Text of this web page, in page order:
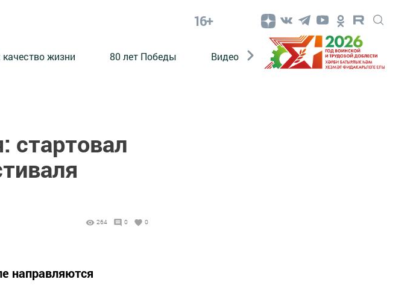
16+
жизни 80 лет Победы Видео Конкурсы ЭтноДети
стартовал
264 0 0
направляются